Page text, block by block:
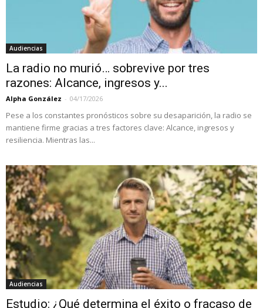
Audiencias
La radio no murió… sobrevive por tres
razones: Alcance, ingresos y...
Alpha González - 04/17/2026
Pese a los constantes pronósticos sobre su desaparición, la radio se
mantiene firme gracias a tres factores clave: Alcance, ingresos y
resiliencia. Mientras las...
Audiencias
Estudio: ¿Qué determina el éxito o fracaso de